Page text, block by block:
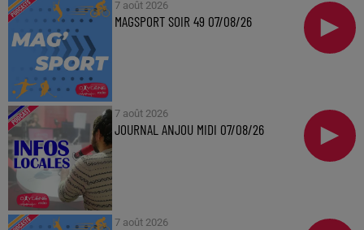
7 août 2026
MAGSPORT SOIR 49 07/08/26
7 août 2026
JOURNAL ANJOU MIDI 07/08/26
7 août 2026